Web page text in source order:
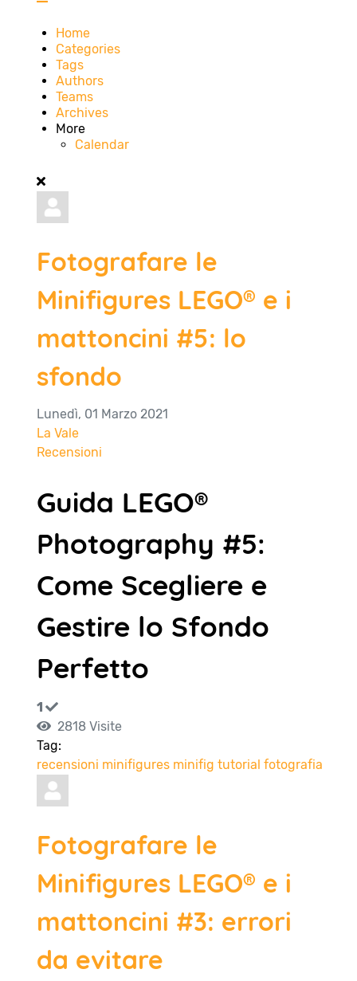
Home
Categories
Tags
Authors
Teams
Archives
More
Calendar
Fotografare le
Minifigures LEGO® e i
mattoncini #5: lo
sfondo
Lunedì, 01 Marzo 2021
La Vale
Recensioni
Guida LEGO®
Photography #5:
Come Scegliere e
Gestire lo Sfondo
Perfetto
1
2818 Visite
Tag:
recensioni minifigures minifig tutorial fotografia
Fotografare le
Minifigures LEGO® e i
mattoncini #3: errori
da evitare